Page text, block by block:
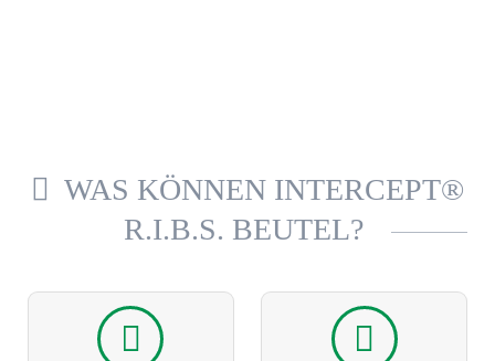
WAS KÖNNEN INTERCEPT®
R.I.B.S. BEUTEL?